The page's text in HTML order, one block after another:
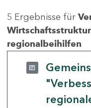
5 Ergebnisse für
regionalbeihilfen